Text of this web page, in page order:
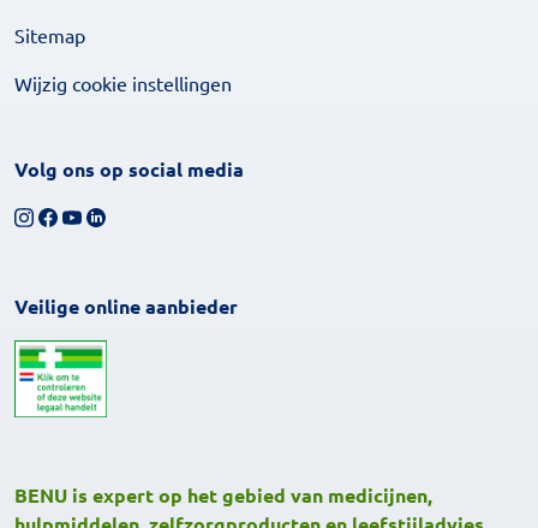
Sitemap
Wijzig cookie instellingen
Volg ons op social media
Volg ons op Instagram
Volg ons op Facebook
Bekijk ons YouTube-kanaal
Volg ons op LinkedIn
Veilige online aanbieder
BENU is expert op het gebied van medicijnen,